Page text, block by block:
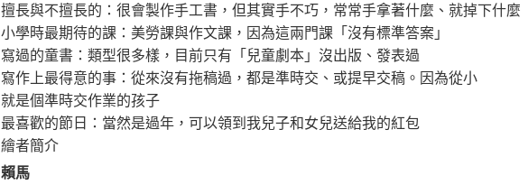
擅長與不擅長的：很會製作手工書，但其實手不巧，常常手拿著什麼、就掉下什麼
小學時最期待的課：美勞課與作文課，因為這兩門課「沒有標準答案」
寫過的童書：類型很多樣，目前只有「兒童劇本」沒出版、發表過
寫作上最得意的事：從來沒有拖稿過，都是準時交、或提早交稿。因為從小
就是個準時交作業的孩子
最喜歡的節日：當然是過年，可以領到我兒子和女兒送給我的紅包
繪者簡介
賴馬